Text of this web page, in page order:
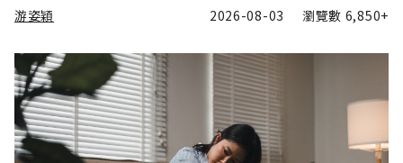
游姿穎 2026-08-03 瀏覽數 6,850+